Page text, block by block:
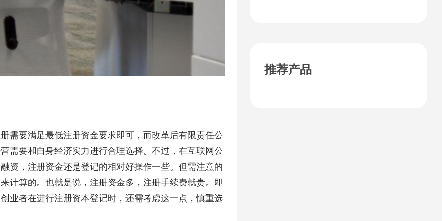
需要满足最低注册资金要求即可，而改革后有限责任公
需要和自身经济实力进行合理选择。不过，在互联网公
资，注册资金还是登记的相对好操作一些。但需注意的
计算的。也就是说，注册资金多，注册手续费就贵。即
业者在进行注册资本登记时，还需考虑这一点，慎重选
推荐产品